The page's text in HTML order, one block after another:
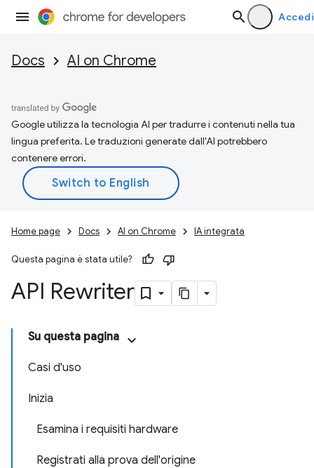
Accedi
Docs AI on Chrome
Google utilizza la tecnologia AI per tradurre i contenuti nella tua
lingua preferita. Le traduzioni generate dall'AI potrebbero
contenere errori.
Home page Docs AI on Chrome IA integrata
Questa pagina è stata utile?
API Rewriter
Su questa pagina
Casi d'uso
Inizia
Esamina i requisiti hardware
Registrati alla prova dell'origine